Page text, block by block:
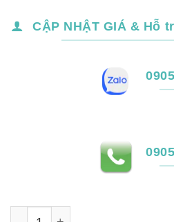
CẬP NHẬT GIÁ & Hỗ